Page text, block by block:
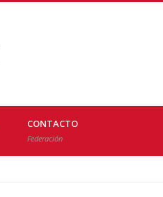
CONTACTO
Federación